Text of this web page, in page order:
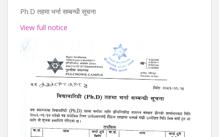
Ph.D तहमा भर्ना सम्बन्धी सूचना
View full notice